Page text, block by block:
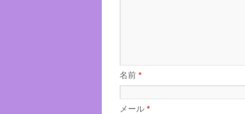
名前 *
メール *